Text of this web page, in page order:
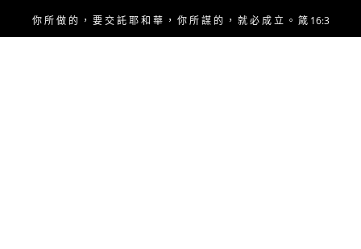
你 所 做 的 ， 要 交 託 耶 和 華 ， 你 所 謀 的 ， 就 必 成 立 。 箴 16:3